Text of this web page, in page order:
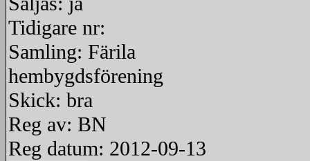
Tidigare nr:
Samling: Färila
hembygdsförening
Skick: bra
Reg av: BN
Reg datum: 2012-09-13